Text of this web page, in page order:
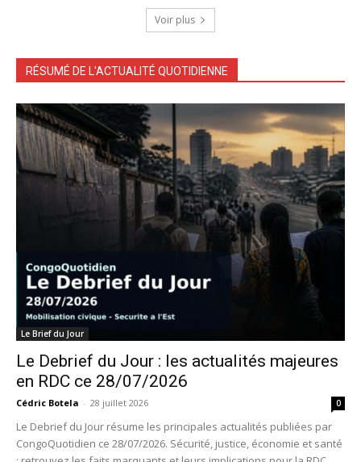
Voir plus
RÉSUMÉ DE L'ACTUALITÉ QUOTIDIENNE
Le Brief du Jour
Le Debrief du Jour : les actualités majeures
en RDC ce 28/07/2026
Cédric Botela - 28 juillet 2026 0
Le Debrief du Jour résume les principales actualités publiées par
CongoQuotidien ce 28/07/2026. Sécurité, justice, économie et santé